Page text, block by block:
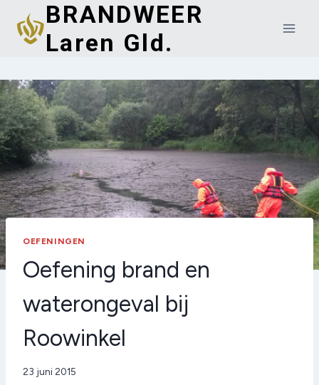
Doorgaan
naar
inhoud
BRANDWEER
Laren Gld.
OEFENINGEN
Oefening brand en
waterongeval bij
Roowinkel
Door
23 juni 2015